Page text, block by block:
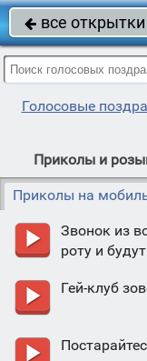
 все открытки
Голосовые
Приколы и
Приколы на
Звонок из
роту и
Гей-клуб